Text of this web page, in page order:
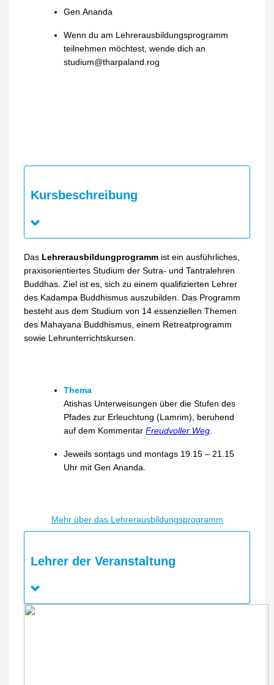
Gen Ananda
Wenn du am Lehrerausbildungsprogramm
teilnehmen möchtest, wende dich an
studium@tharpaland.rog
Kursbeschreibung
Das Lehrerausbildungprogramm ist ein ausführliches,
praxisorientiertes Studium der Sutra- und Tantralehren
Buddhas. Ziel ist es, sich zu einem qualifizierten Lehrer
des Kadampa Buddhismus auszubilden. Das Programm
besteht aus dem Studium von 14 essenziellen Themen
des Mahayana Buddhismus, einem Retreatprogramm
sowie Lehrunterrichtskursen.
Thema
Atishas Unterweisungen über die Stufen des
Pfades zur Erleuchtung (Lamrim), beruhend
auf dem KommentarFreudvoller Weg.
Jeweils sontags und montags 19.15 – 21.15
Uhr mit Gen Ananda.
Mehr über das Lehrerausbildungsprogramm
Lehrer der Veranstaltung